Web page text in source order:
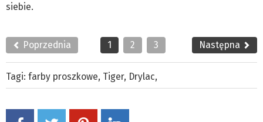
siebie.
Poprzednia 1 2 3 Następna
Tagi: farby proszkowe, Tiger, Drylac,